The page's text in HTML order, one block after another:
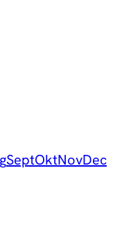
SeptOktNovDec